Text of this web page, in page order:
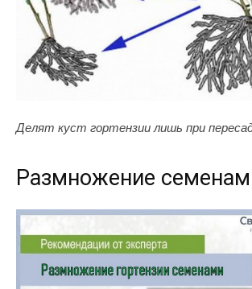
Делят куст гортензии лишь при
Размножение